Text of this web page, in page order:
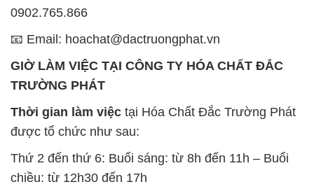
0902.765.866
📧 Email: hoachat@dactruongphat.vn
GIỜ LÀM VIỆC TẠI CÔNG TY HÓA CHẤT ĐẮC
TRƯỜNG PHÁT
Thời gian làm việc tại Hóa Chất Đắc Trường Phát
được tổ chức như sau:
Thứ 2 đến thứ 6: Buổi sáng: từ 8h đến 11h – Buổi
chiều: từ 12h30 đến 17h